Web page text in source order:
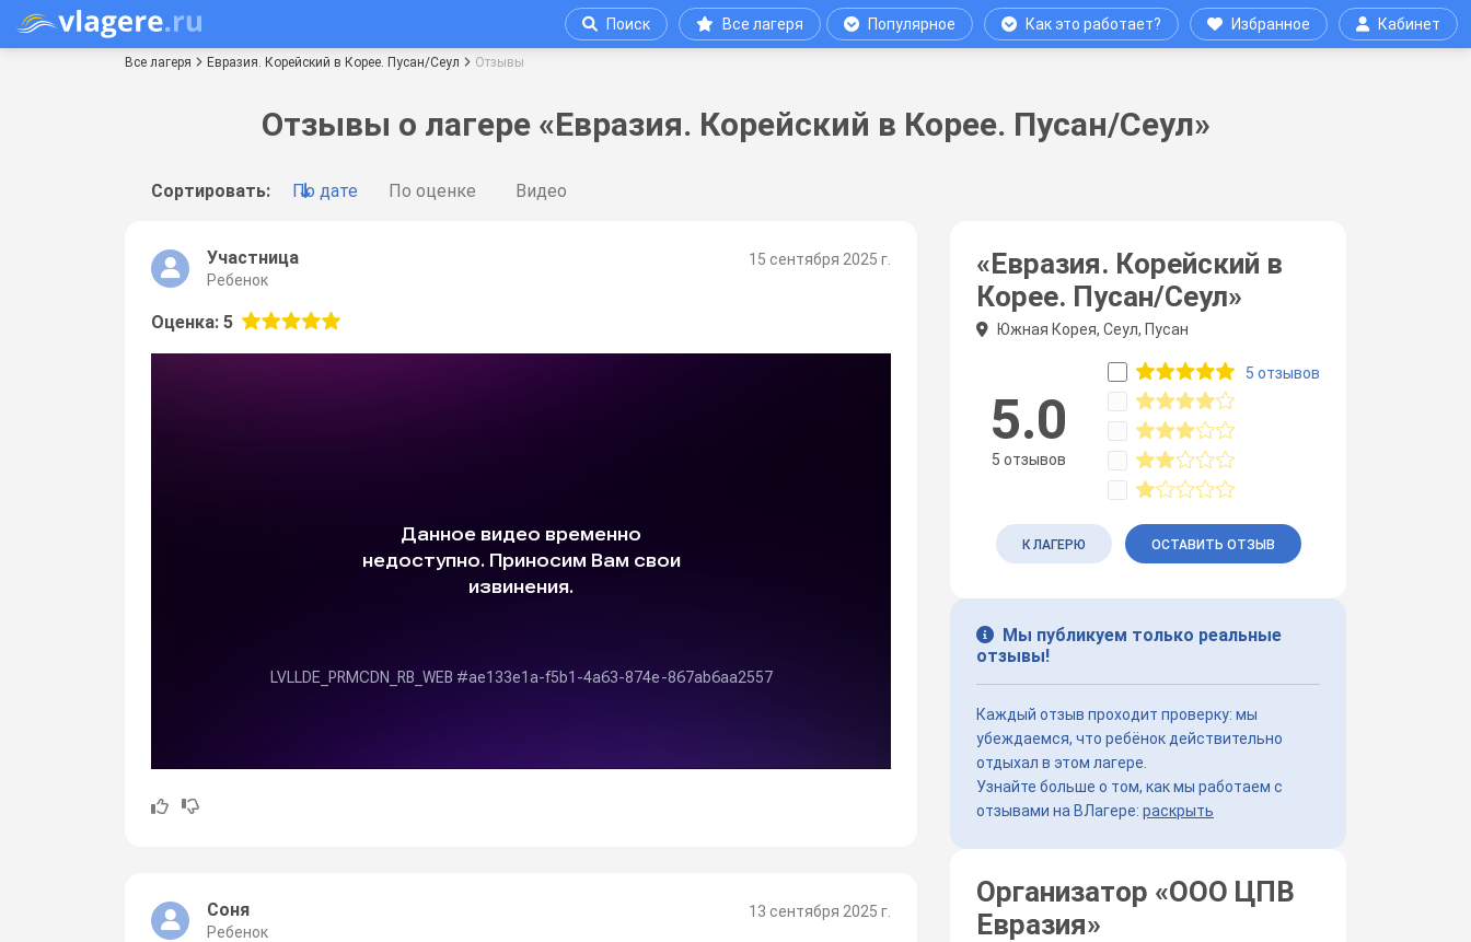
Поиск Все лагеря Популярное Как это работает? Избранное Кабинет
Все лагеря Евразия. Корейский в Корее. Пусан/Сеул Отзывы
Отзывы о лагере «Евразия. Корейский в Корее. Пусан/Сеул»
Сортировать: По дате По оценке Видео
15 сентября 2025 г.
Участница
Ребенок
Оценка: 5
13 сентября 2025 г.
Соня
Ребенок
«Евразия. Корейский в
Корее. Пусан/Сеул»
Южная Корея, Сеул, Пусан
5.0
5 отзывов
5 отзывов
К ЛАГЕРЮ ОСТАВИТЬ ОТЗЫВ
Мы публикуем только реальные
отзывы!
Каждый отзыв проходит проверку: мы
убеждаемся, что ребёнок действительно
отдыхал в этом лагере.
Узнайте больше о том, как мы работаем с
отзывами на ВЛагере: раскрыть
Организатор «ООО ЦПВ
Евразия»